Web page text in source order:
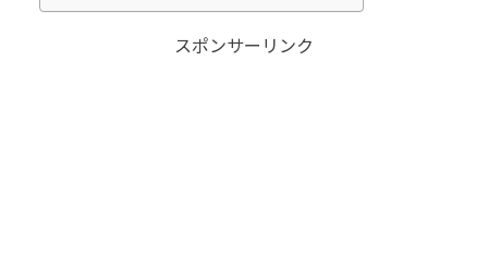
スポンサーリンク